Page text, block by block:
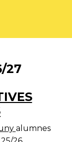
27
alumnes